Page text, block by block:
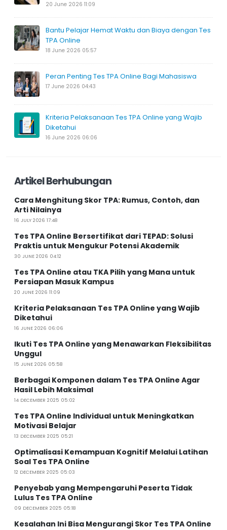
20 June 2026 11:09
Bantu Pelajar Hemat Waktu dan Biaya dengan Tes
TPA Online
18 June 2026 05:57
Peran Penting Tes TPA Online Bagi Mahasiswa
17 June 2026 04:43
Kriteria Pelaksanaan Tes TPA Online yang Wajib
Diketahui
16 June 2026 06:06
Artikel Berhubungan
Cara Menghitung Skor TPA: Rumus, Contoh, dan
Arti Nilainya
16 JULY 2026 17:48
Tes TPA Online Bersertifikat dari TEPAD: Solusi
Praktis untuk Mengukur Potensi Akademik
30 JUNE 2026 04:12
Tes TPA Online atau TKA Pilih yang Mana untuk
Persiapan Masuk Kampus
20 JUNE 2026 11:09
Kriteria Pelaksanaan Tes TPA Online yang Wajib
Diketahui
16 JUNE 2026 06:06
Ikuti Tes TPA Online yang Menawarkan Fleksibilitas
Unggul
15 JUNE 2026 05:58
Berbagai Komponen dalam Tes TPA Online Agar
Hasil Lebih Maksimal
14 DECEMBER 2025 05:02
Tes TPA Online Individual untuk Meningkatkan
Motivasi Belajar
13 DECEMBER 2025 05:21
Optimalisasi Kemampuan Kognitif Melalui Latihan
Soal Tes TPA Online
12 DECEMBER 2025 05:03
Penyebab yang Mempengaruhi Peserta Tidak
Lulus Tes TPA Online
09 DECEMBER 2025 05:18
Kesalahan Ini Bisa Mengurangi Skor Tes TPA Online